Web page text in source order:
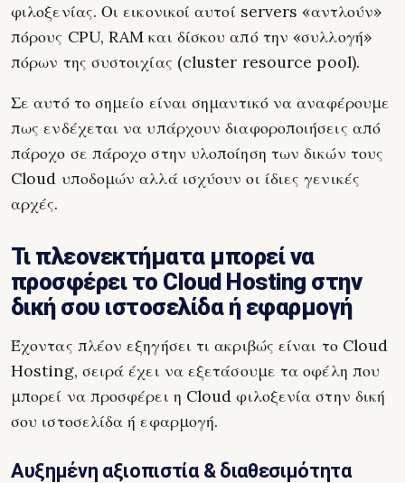
φιλοξενίας. Οι εικονικοί αυτοί servers «αντλούν»
πόρους CPU, RAM και δίσκου από την «συλλογή»
πόρων της συστοιχίας (cluster resource pool).
Σε αυτό το σημείο είναι σημαντικό να αναφέρουμε
πως ενδέχεται να υπάρχουν διαφοροποιήσεις από
πάροχο σε πάροχο στην υλοποίηση των δικών τους
Cloud υποδομών αλλά ισχύουν οι ίδιες γενικές
αρχές.
Τι πλεονεκτήματα μπορεί να
προσφέρει το Cloud Hosting στην
δική σου ιστοσελίδα ή εφαρμογή
Έχοντας πλέον εξηγήσει τι ακριβώς είναι το Cloud
Hosting, σειρά έχει να εξετάσουμε τα οφέλη που
μπορεί να προσφέρει η Cloud φιλοξενία στην δική
σου ιστοσελίδα ή εφαρμογή.
Αυξημένη αξιοπιστία & διαθεσιμότητα